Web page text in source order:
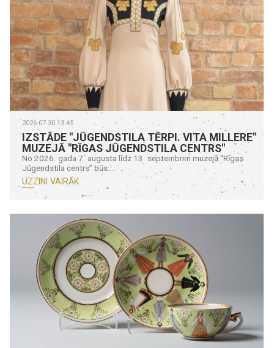
2026-07-30 13:45
IZSTĀDE "JŪGENDSTILA TĒRPI. VITA MILLERE"
MUZEJĀ "RĪGAS JŪGENDSTILA CENTRS"
No 2026. gada 7. augusta līdz 13. septembrim muzejā “Rīgas
Jūgendstila centrs” būs...
UZZINI VAIRĀK